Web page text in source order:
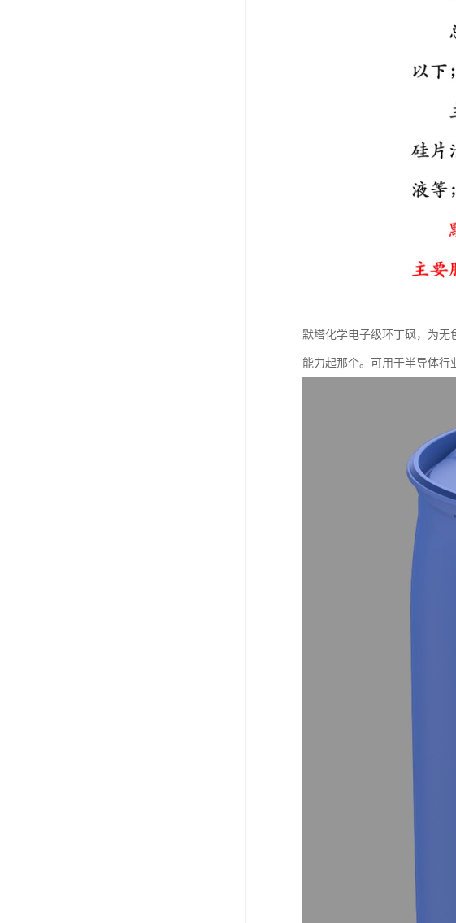
默塔化学电子级环丁砜，为
能力起那个。可用于半导体行